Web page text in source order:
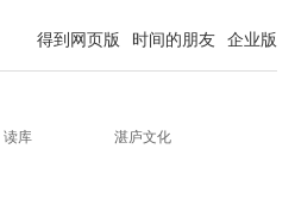
得到网页版 时间的朋友 企业版
读库
湛庐文化